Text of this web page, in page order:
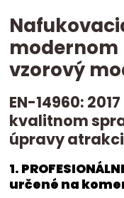
modernom
vzorový
EN-14960:
kvalitnom
úpravy
1.
určené na